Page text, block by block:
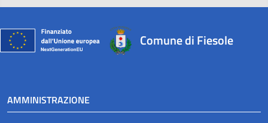
Comune di Fiesole
AMMINISTRAZIONE